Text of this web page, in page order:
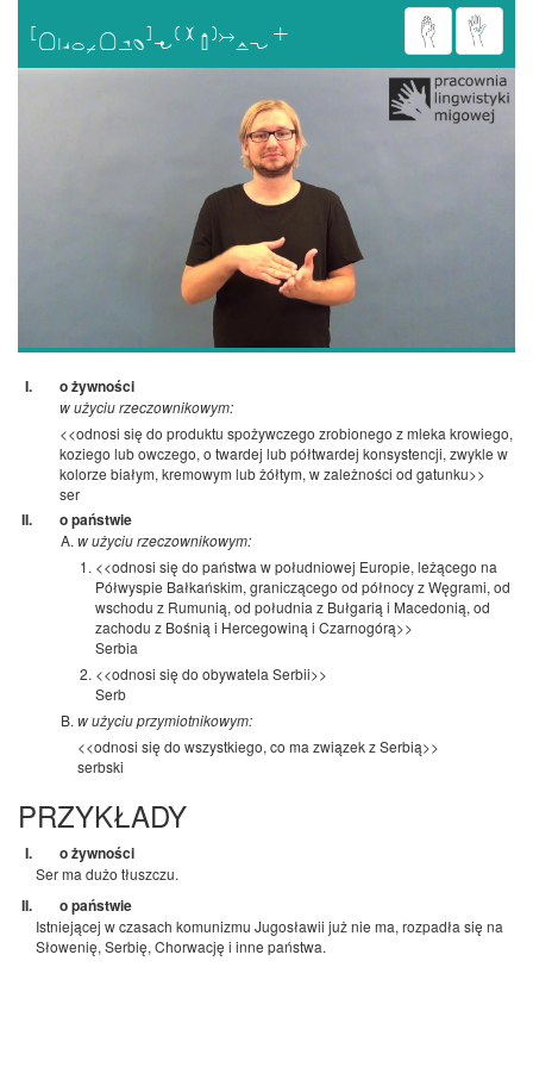

o żywności
w użyciu rzeczownikowym:
<<odnosi się do produktu spożywczego zrobionego z mleka krowiego,
koziego lub owczego, o twardej lub półtwardej konsystencji, zwykle w
kolorze białym, kremowym lub żółtym, w zależności od gatunku>>
ser
o państwie
w użyciu rzeczownikowym:
<<odnosi się do państwa w południowej Europie, leżącego na
Półwyspie Bałkańskim, graniczącego od północy z Węgrami, od
wschodu z Rumunią, od południa z Bułgarią i Macedonią, od
zachodu z Bośnią i Hercegowiną i Czarnogórą>>
Serbia
<<odnosi się do obywatela Serbii>>
Serb
w użyciu przymiotnikowym:
<<odnosi się do wszystkiego, co ma związek z Serbią>>
serbski
PRZYKŁADY
o żywności
Ser ma dużo tłuszczu.
o państwie
Istniejącej w czasach komunizmu Jugosławii już nie ma, rozpadła się na
Słowenię, Serbię, Chorwację i inne państwa.